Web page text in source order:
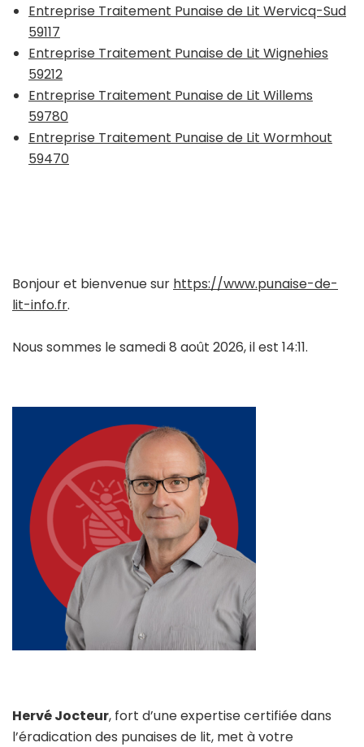
Entreprise Traitement Punaise de Lit Wervicq-Sud
59117
Entreprise Traitement Punaise de Lit Wignehies
59212
Entreprise Traitement Punaise de Lit Willems
59780
Entreprise Traitement Punaise de Lit Wormhout
59470
Bonjour et bienvenue sur https://www.punaise-de-
lit-info.fr.
Nous sommes le samedi 8 août 2026, il est 14:11.
Hervé Jocteur, fort d’une expertise certifiée dans
l’éradication des punaises de lit, met à votre